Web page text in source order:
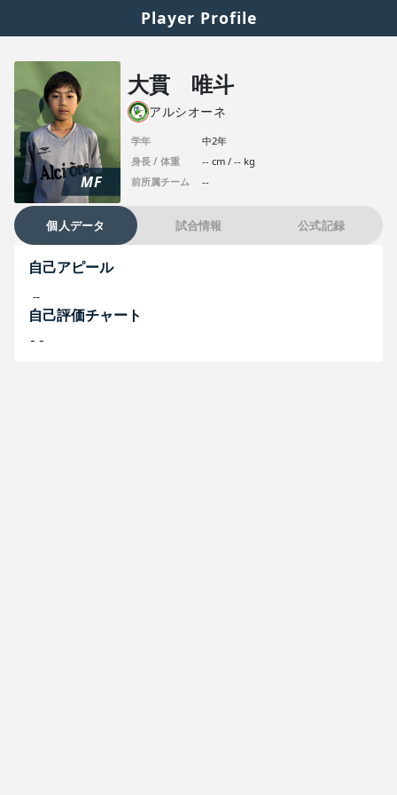
Player Profile
MF
大貫 唯斗
アルシオーネ
学年
中2年
身長 / 体重
-- cm / -- kg
前所属チーム
--
個人データ 試合情報 公式記録
自己アピール
--
自己評価チャート
--